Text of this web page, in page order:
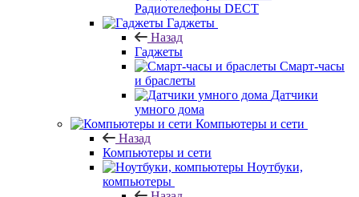
Радиотелефоны DECT
Гаджеты
Назад
Гаджеты
Смарт-часы
и браслеты
Датчики
умного дома
Компьютеры и сети
Назад
Компьютеры и сети
Ноутбуки,
компьютеры